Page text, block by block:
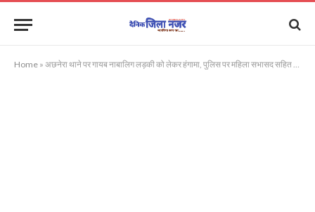
Home » अछनेरा थाने पर गायब नाबालिग लड़की को लेकर हंगामा, पुलिस पर महिला सभासद सहित महिलाओं को पीटने का आरोप